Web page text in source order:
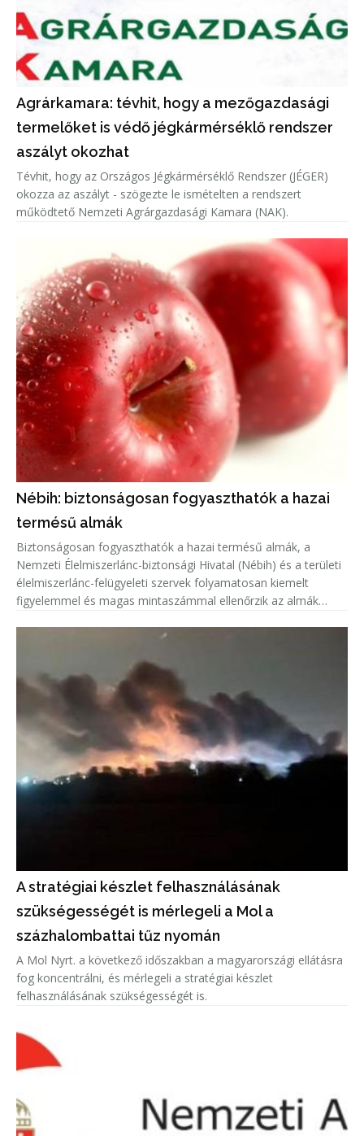
Agrárkamara: tévhit, hogy a mezőgazdasági
termelőket is védő jégkármérséklő rendszer
aszályt okozhat
Tévhit, hogy az Országos Jégkármérséklő Rendszer (JÉGER)
okozza az aszályt - szögezte le ismételten a rendszert
működtető Nemzeti Agrárgazdasági Kamara (NAK).
Nébih: biztonságosan fogyaszthatók a hazai
termésű almák
Biztonságosan fogyaszthatók a hazai termésű almák, a
Nemzeti Élelmiszerlánc-biztonsági Hivatal (Nébih) és a területi
élelmiszerlánc-felügyeleti szervek folyamatosan kiemelt
figyelemmel és magas mintaszámmal ellenőrzik az almák
A stratégiai készlet felhasználásának
szükségességét is mérlegeli a Mol a
százhalombattai tűz nyomán
A Mol Nyrt. a következő időszakban a magyarországi ellátásra
fog koncentrálni, és mérlegeli a stratégiai készlet
felhasználásának szükségességét is.